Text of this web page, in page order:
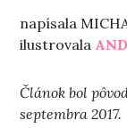
napísala
ilustrovala
Článok bol
septembra 2017.